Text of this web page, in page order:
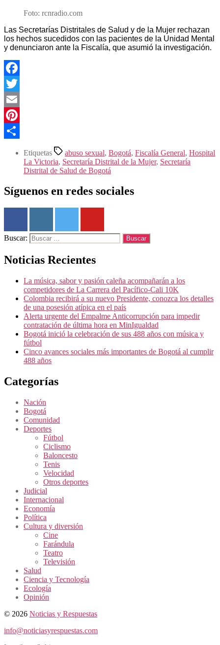
Foto: rcnradio.com
Las Secretarías Distritales de Salud y de la Mujer rechazan
los hechos sucedidos con las pacientes de la Unidad Mental
y denunciaron ante la Fiscalía, que asumió la investigación.
Facebook
Twitter
Email
Pinterest
Etiquetas abuso sexual, Bogotá, Fiscalía General, Hospital
La Victoria, Secretaría Distrital de la Mujer, Secretaría
Distrital de Salud de Bogotá
Síguenos en redes sociales
Buscar:
Noticias Recientes
La música, sabor y pasión caleña acompañarán a los
competidores de La Carrera del Pacífico-Cali 10K
Colombia recibirá a su nuevo Presidente, conozca los detalles
de una posesión atípica en el país
Alerta urgente del Empalme Anticorrupción para impedir
contratación de última hora en MinIgualdad
Bogotá inició la celebración de sus 488 años con música y
fútbol
Cinco avances sociales más importantes de Bogotá al cumplir
488 años
Categorías
Nación
Bogotá
Comunidad
Deportes
Fútbol
Ciclismo
Baloncesto
Tenis
Velocidad
Otros deportes
Judicial
Internacional
Economía
Política
Cultura y diversión
Cine
Farándula
Teatro
Televisión
Salud
Ciencia y Tecnología
Ecología
Opinión
© 2026 Noticias y Respuestas
info@noticiasyrespuestas.com